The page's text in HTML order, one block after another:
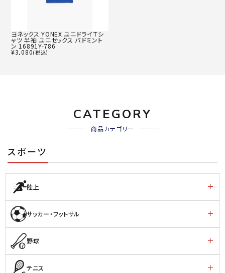
ヨネックス YONEX ユニドライＴシ
ャツ 半袖 ユニセックス バドミント
ン 16891Y-786
¥3,080(税込)
CATEGORY
商品カテゴリー
スポーツ
陸上
サッカー・フットサル
野球
テニス